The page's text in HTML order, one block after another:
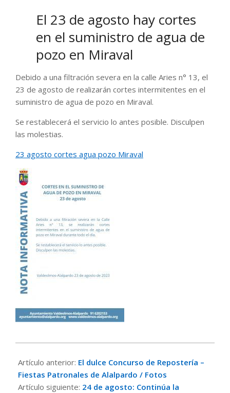
El 23 de agosto hay cortes
en el suministro de agua de
pozo en Miraval
Debido a una filtración severa en la calle Aries n° 13, el
23 de agosto de realizarán cortes intermitentes en el
suministro de agua de pozo en Miraval.
Se restablecerá el servicio lo antes posible. Disculpen
las molestias.
23 agosto cortes agua pozo Miraval
08-
23
Artículo anterior: El dulce Concurso de Repostería –
Fiestas Patronales de Alalpardo / Fotos
Artículo siguiente: 24 de agosto: Continúa la